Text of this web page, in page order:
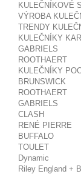
KULEČNÍKOVÉ
VÝROBA
TRENDY
KULEČNÍKY
GABRIELS
ROOTHAERT
KULEČNÍKY
BRUNSWICK
ROOTHAERT
GABRIELS
CLASH
RENÉ PIERRE
BUFFALO
TOULET
Dynamic
Riley England +